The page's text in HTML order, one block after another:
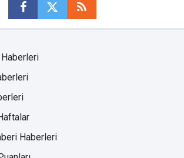
Haberleri
Haberleri